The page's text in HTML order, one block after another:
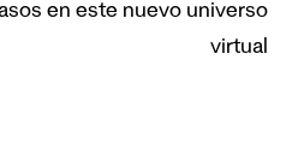
en este nuevo universo
virtual